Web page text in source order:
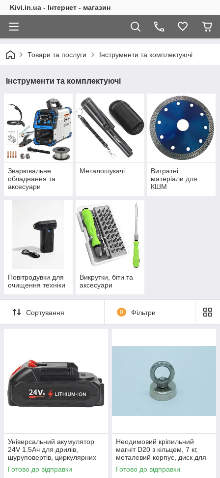
Kivi.in.ua - Інтернет - магазин
Товари та послуги Інструменти та комплектуючі
Інструменти та комплектуючі
Зварювальне
обладнання та
аксесуари
Металошукачі
Витратні
матеріали для
КШМ
Повітродувки для
очищення техніки
Викрутки, біти та
аксесуари
Сортування 0 Фільтри
Універсальний акумулятор
24V 1.5Ач для дрилів,
шуруповертів, циркулярних
пилок та
електроінструментів, Li-ion
Готово до відправки
Неодимовий кріпильний
магніт D20 з кільцем, 7 кг,
металевий корпус, диск для
монтажу та підвішування
Готово до відправки